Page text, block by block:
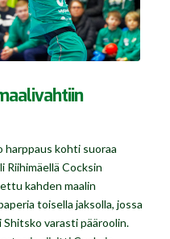
harppaus kohti suoraa
Riihimäellä Cocksin
kahden maalin
toisella jaksolla, jossa
varasti pääroolin.